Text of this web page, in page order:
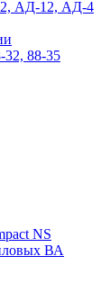
АД-12, АД-4
88-35
NS
ВА